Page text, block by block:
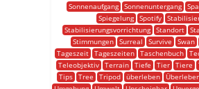
Sonnenaufgang Sonnenuntergang
Spiegelung Spotify
Stabilisierungsvorrichtung
Standort
Stimmungen
Surreal Survive Swan
Tageszeit
Tageszeiten Taschenbuch
Teleobjektiv Terrain Tiefe Tier Tiere
Tips Tree Tripod überleben